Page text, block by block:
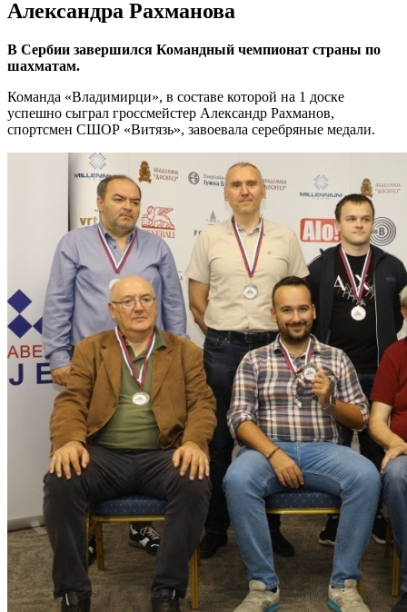
Александра Рахманова
В Сербии завершился Командный чемпионат страны по
шахматам.
Команда «Владимирци», в составе которой на 1 доске
успешно сыграл гроссмейстер Александр Рахманов,
спортсмен СШОР «Витязь», завоевала серебряные медали.